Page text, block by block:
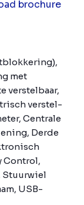
brochure
met
verstelbaar,
verstel-
Centrale
Derde
Control,
Stuurwiel
USB-